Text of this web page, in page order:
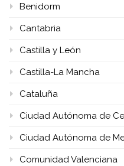
Benidorm
Cantabria
Castilla y León
Castilla-La Mancha
Cataluña
Ciudad Autónoma de
Ciudad Autónoma de
Comunidad Valenciana